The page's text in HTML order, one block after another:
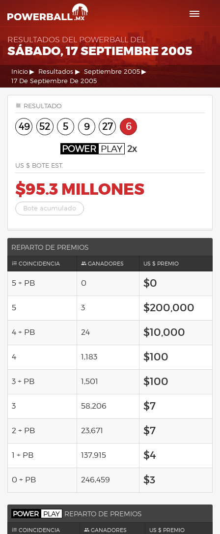
RESULTADOS DEL POWERBALL DEL
SÁBADO, 17 SEPTIEMBRE 2005
Inicio Resultados
Septiembre 2005
17 De Septiembre De 2005
RESULTADO
49 52 5 9 27 6
POWER PLAY 2x
US $ BOTE EST.
$95.3 MILLONES
Bote acumulado
REPARTO DE PREMIOS
COINCIDENCIA GANADORES US $ PREMIO
5 + PB 0 $0
5 3 $200,000
4 + PB 24 $10,000
4 1,183 $100
3 + PB 1,501 $100
3 58,206 $7
2 + PB 23,671 $7
1 + PB 137,915 $4
0 + PB 246,459 $3
POWER PLAY REPARTO DE PREMIOS
COINCIDENCIA GANADORES US $ PREMIO